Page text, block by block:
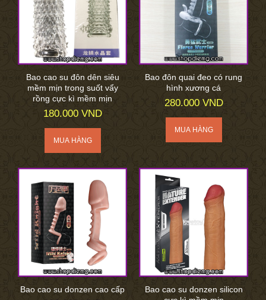
Bao cao su đôn dên siêu
mềm mịn trong suốt vẩy
rồng cực kì mềm mịn
180.000 VND
Bao đôn quai đeo có rung
hình xương cá
280.000 VND
Bao cao su donzen cao cấp
Bao cao su donzen silicon